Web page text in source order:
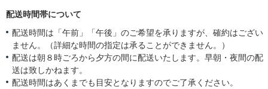
配送時間帯について
配送時間は「午前」「午後」のご希望を承りますが、確約はござい
ません。（詳細な時間の指定は承ることができません。）
配送は朝８時ごろから夕方の間に配送いたします。早朝・夜間の配
送は致しかねます。
配送時間はあくまでも目安となりますのでご了承ください。